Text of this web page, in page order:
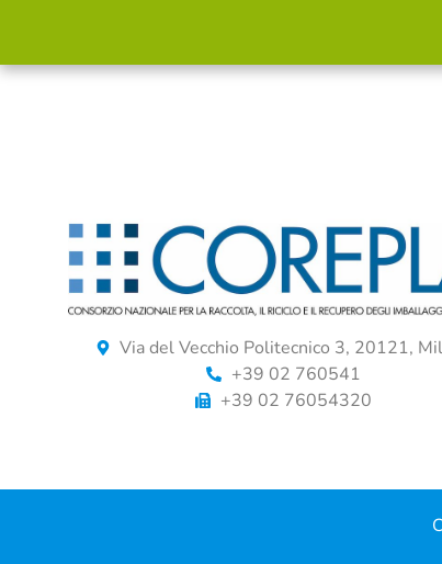
Via del Vecchio Politecnico 3, 20121,
+39 02 760541
+39 02 76054320